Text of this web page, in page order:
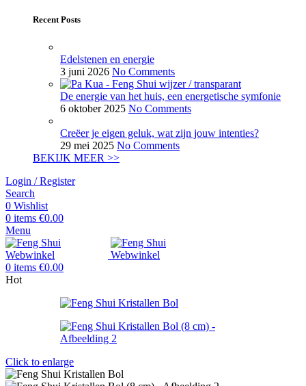
Recent Posts
Edelstenen en energie
3 juni 2026 No Comments
De energie van het huis, een energetische symfonie
6 oktober 2025 No Comments
Creëer je eigen geluk, wat zijn jouw intenties?
29 mei 2025 No Comments
BEKIJK MEER >>
Login / Register
Search
0 Wishlist
0 items €0.00
Menu
0 items €0.00
Hot
Click to enlarge